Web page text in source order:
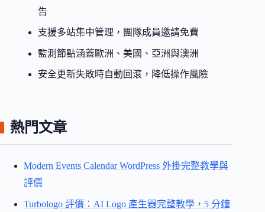
告
支援多站集中管理，團隊成員邀請免費
監測節點涵蓋歐洲、美國、亞洲與澳洲
安全更新失敗時自動回滾，降低操作風險
熱門文章
Modern Events Calendar WordPress 外掛完整教學與
評價
Turbologo 評價：AI Logo 產生器完整教學，5 分鐘